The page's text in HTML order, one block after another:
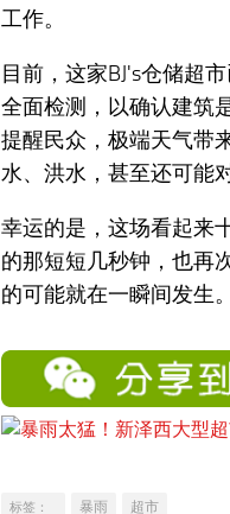
工作。
目前，这家BJ's仓储超
全面检测，以确认建筑
提醒民众，极端天气带
水、洪水，甚至还可能
幸运的是，这场看起来
的那短短几秒钟，也再
的可能就在一瞬间发生
标签： 暴雨 超市